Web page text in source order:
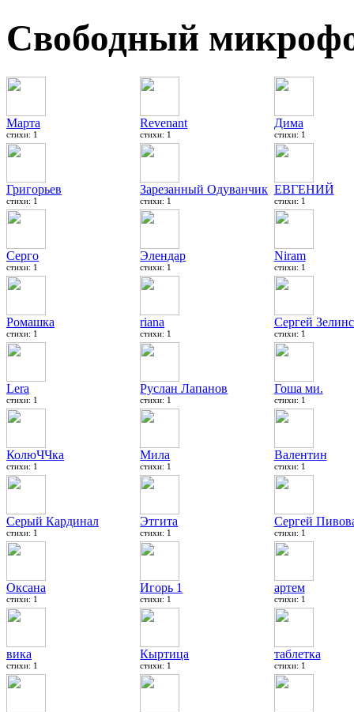
Свободный
Марта
стихи: 1
Григорьев
стихи: 1
Серго
стихи: 1
Ромашка
стихи: 1
Lera
стихи: 1
КолюЧЧка
стихи: 1
Серый Кардинал
стихи: 1
Оксана
стихи: 1
вика
стихи: 1
Revenant
стихи: 1
Зарезанный Одуванчик
стихи: 1
Элендар
стихи: 1
riana
стихи: 1
Руслан Лапанов
стихи: 1
Мила
стихи: 1
Этгита
стихи: 1
Игорь 1
стихи: 1
Кыртица
стихи: 1
Дима
стихи: 1
ЕВГЕНИЙ
стихи: 1
Niram
стихи: 1
Сергей
стихи: 1
Гоша ми.
стихи: 1
Валентин
стихи: 1
Сергей
стихи: 1
артем
стихи: 1
таблетка
стихи: 1